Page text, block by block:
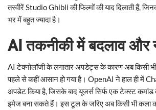
तस्वीरें Studio Ghibli की फिल्मों की याद दिलाती हैं,
भर में बहुत ज्यादा है।
AI तकनीकी में बदलाव और
AI टेक्नोलॉजी के लगातार अपडेट्स के कारण अब किसी
पहले से कहीं आसान हो गया है। OpenAI ने हाल ही में
अपडेट किया है, जिसके बाद यूजर्स सिर्फ एक टेक्स्ट
इमेज बना सकते हैं। इस टूल के जरिए अब किसी भी कला